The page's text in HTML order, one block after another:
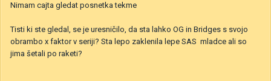
Nimam cajta gledat posnetka tekme
Tisti ki ste gledal, se je uresničilo, da sta lahko OG in Bridges s svojo
obrambo x faktor v seriji? Sta lepo zaklenila lepe SAS mladce ali so
jima šetali po raketi?